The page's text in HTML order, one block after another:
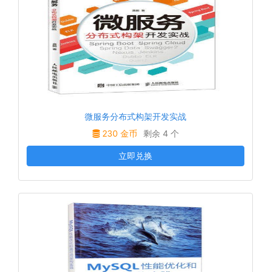
微服务分布式构架开发实战
230 金币
剩余 4 个
立即兑换